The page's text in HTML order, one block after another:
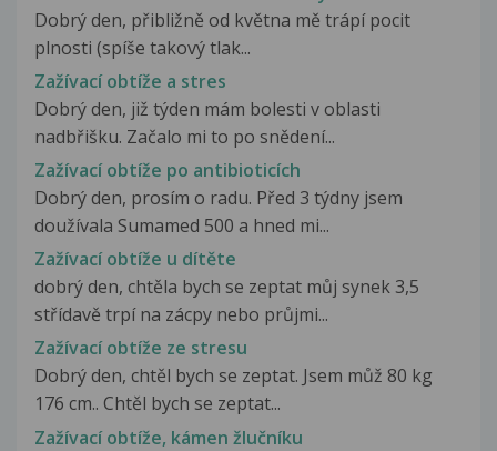
Dobrý den, přibližně od května mě trápí pocit
plnosti (spíše takový tlak...
Zažívací obtíže a stres
Dobrý den, již týden mám bolesti v oblasti
nadbřišku. Začalo mi to po snědení...
Zažívací obtíže po antibioticích
Dobrý den, prosím o radu. Před 3 týdny jsem
doužívala Sumamed 500 a hned mi...
Zažívací obtíže u dítěte
dobrý den, chtěla bych se zeptat můj synek 3,5
střídavě trpí na zácpy nebo průjmi...
Zažívací obtíže ze stresu
Dobrý den, chtěl bych se zeptat. Jsem můž 80 kg
176 cm.. Chtěl bych se zeptat...
Zažívací obtíže, kámen žlučníku